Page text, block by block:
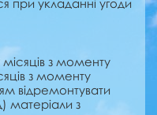
при укладанні угоди
з моменту
з моменту
відремонтувати
матеріали з